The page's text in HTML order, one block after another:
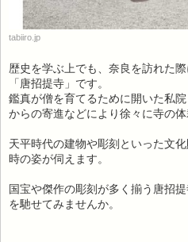
tabiiro.jp
歴史を学ぶ上でも、奈良を訪れた
「唐招提寺」です。
鑑真が僧を育てるために開いた私
からの寄進などにより徐々に寺の
天平時代の建物や彫刻といった文
時の姿が伺えます。
国宝や傑作の彫刻が多く揃う唐招
を馳せてみませんか。